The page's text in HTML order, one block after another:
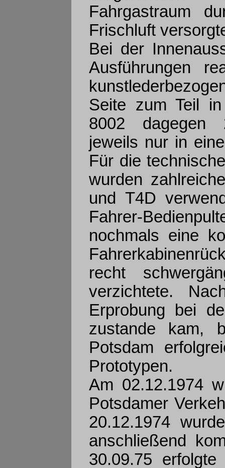
Fahrgastraum
Frischluft
Bei der
Ausführungen
Seite zum Teil
8002 dagegen
jeweils nur in
Für die
wurden
und T4D
Fahrer-
nochmals eine
recht
verzichtete.
Erprobung bei
zustande kam,
Potsdam
Prototypen.
Am 02.12.1974
Potsdamer
20.12.1974
anschließend
30.09.75